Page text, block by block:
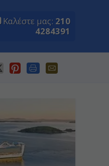
Καλέστε μας: 210
4284391